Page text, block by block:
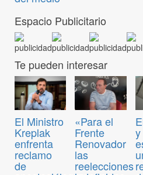
Espacio Publicitario
Te pueden interesar
El Ministro
Kreplak
enfrenta
reclamo
de
«Para el
Frente
Renovador
las
reelecciones